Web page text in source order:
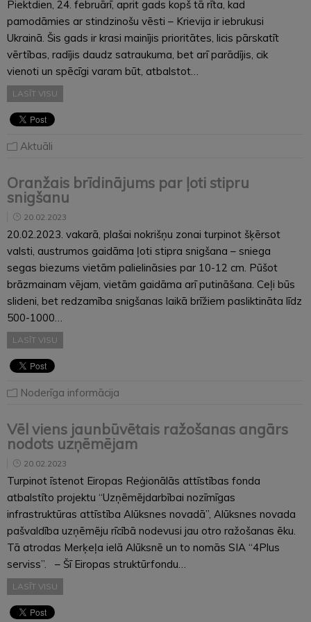
Piektdien, 24. februārī, aprit gads kopš tā rīta, kad
pamodāmies ar stindzinošu vēsti – Krievija ir iebrukusi
Ukrainā. Šis gads ir krasi mainījis prioritātes, licis pārskatīt
vērtības, radījis daudz satraukuma, bet arī parādījis, cik
vienoti un spēcīgi varam būt, atbalstot…
LASĪT VISU
Aktuāli
Oranžais brīdinājums par ļoti stipru
snigšanu
20.02.2023
20.02.2023. vakarā, plašai nokrišņu zonai turpinot šķērsot
valsti, austrumos gaidāma ļoti stipra snigšana – sniega
segas biezums vietām palielināsies par 10-12 cm. Pūšot
brāzmainam vējam, vietām gaidāma arī putināšana. Ceļi būs
slideni, bet redzamība snigšanas laikā brīžiem pasliktināta līdz
500-1000…
LASĪT VISU
Noderīga informācija
Vēl viens jaunbūvētais ražošanas angārs
nodots uzņēmējam
20.02.2023
Turpinot īstenot Eiropas Reģionālās attīstības fonda
atbalstīto projektu “Uzņēmējdarbībai nozīmīgas
infrastruktūras attīstība Alūksnes novadā”, Alūksnes novada
pašvaldība uzņēmēju rīcībā nodevusi jau otro ražošanas ēku.
Tā atrodas Merķeļa ielā Alūksnē un to nomās SIA “4Plus
serviss”. – Šī Eiropas struktūrfondu…
LASĪT VISU